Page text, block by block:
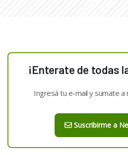
¡Enterate de todas
Ingresá tu e-mail y sumate
Suscribirme a